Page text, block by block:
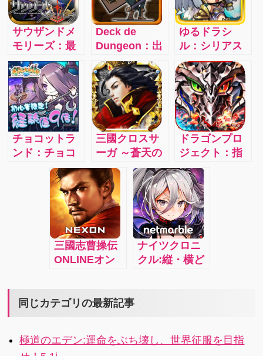
サウザンドメ
モリーズ：最
近のパズルゲ
ームに飽きて
きたあなた
に！
Deck de
Dungeon：出
掛ける毎に冒
険が変わる！
カードデッキ
式ダンジョン
RPG
ゆるドラシ
ル：シリアス
&コミカルな
ストーリーで
展開する神話
RPGが登場！
こんな神話見
たこと無い！4
チョコットラ
ンド：チョコ
ットした時間
にかんたん操
作で 誰でも気
軽に冒険でき
RPG！スタミ
ナなしでプレ
イ時間は無制
を楽しんだり
トと一緒に冒
険に出かけよ
三國クロスサ
ーガ ～蒼天の
絆～：魏・
呉・蜀の垣根
を超えて仲間
にした武将た
ちと共に戦い
抜き、最強の
武将を集め三
国をも制覇し
げよう！
ドラゴンプロ
ジェクト：指
一本で本格ア
クション！＆
オンライン共
闘バトル！ス
マホゲームの
歴史に、コロ
プラが新たな
１ページを刻
三國志曹操伝
ONLINEオン
ション：三国
三国志シミュ
ナイツクロニ
クル:縦・横ど
な画面でプレ
同じカテゴリの最新記事
極道のエデン:運命をぶち壊し、世界征服を目指